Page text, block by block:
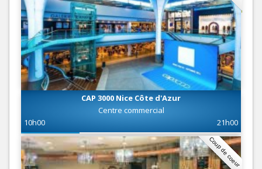
CAP 3000 Nice Côte d'Azur
Centre commercial
10h00
21h00
Coup de coeur